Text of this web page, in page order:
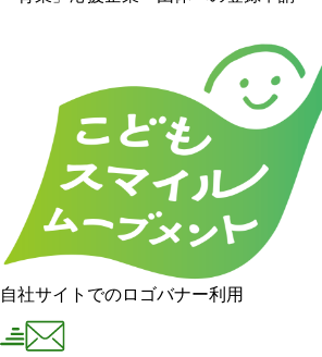
自社サイトでのロゴバナー利用